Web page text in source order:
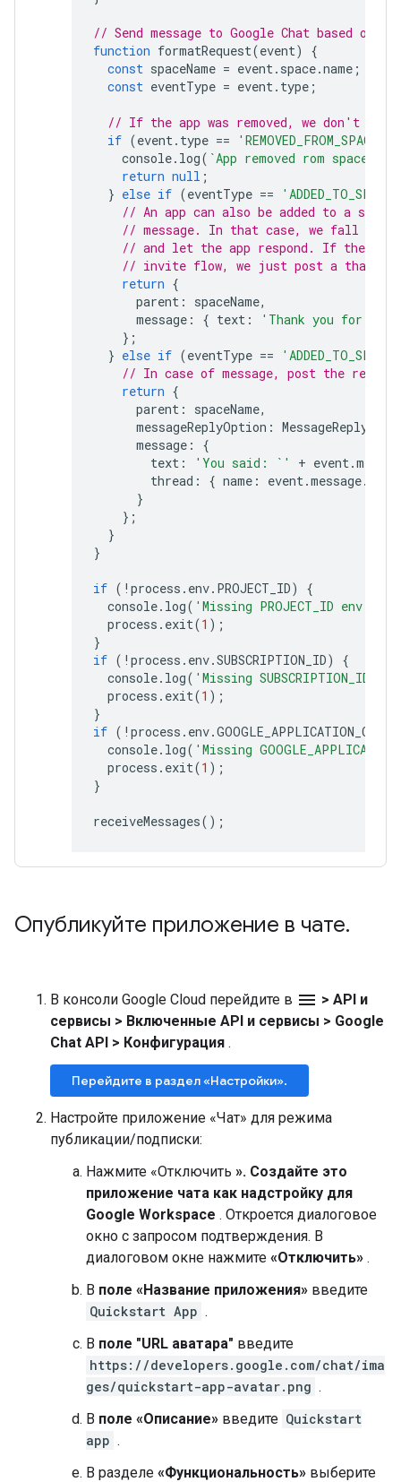
// Send message to Google Chat based on
function formatRequest(event)
{
const spaceName = event. space.name ;
const eventType = event. type ;
// If the app was removed, we don't
if (event. type == 'REMOVED_FROM_SPACE'
console. log( `App removed rom space
return null ;
} else if (eventType == 'ADDED_TO_SPACE'
// An app can also be added to a
// message. In that case, we fall
// and let the app respond. If the app
// invite flow, we just post a thank
return {
parent : spaceName,
message : { text :
'Thank you for
};
} else if (eventType ==
'ADDED_TO_SPACE'
// In case of message, post the
return {
parent : spaceName,
messageReplyOption :
message :
{
text : 'You said: `' + event.
thread : { name : event.message.
}
};
}
}
if ( ! process . env. PROJECT_ID)
{
console. log( 'Missing PROJECT_ID env
process . exit(1 );
}
if ( ! process . env.SUBSCRIPTION_ID)
{
console. log( 'Missing SUBSCRIPTION_ID
process . exit(1 );
}
if ( ! process . env.
console. log( 'Missing
process . exit(1 );
}
receiveMessages();
Опубликуйте приложение в чате.
В консоли Google Cloud перейдите в menu > API и
сервисы > Включенные API и сервисы > Google
Chat API > Конфигурация .
Перейдите в раздел «Настройки».
Настройте приложение «Чат» для режима
публикации/подписки:
Нажмите «Отключить ». Создайте это
приложение чата как надстройку для
Google Workspace . Откроется диалоговое
окно с запросом подтверждения. В
диалоговом окне нажмите «Отключить» .
В поле «Название приложения» введите
Quickstart App .
В поле "URL аватара" введите
https://developers.google.com/chat/ima
ges/quickstart-app-avatar.png .
В поле «Описание» введите Quickstart
app .
В разделе «Функциональность» выберите